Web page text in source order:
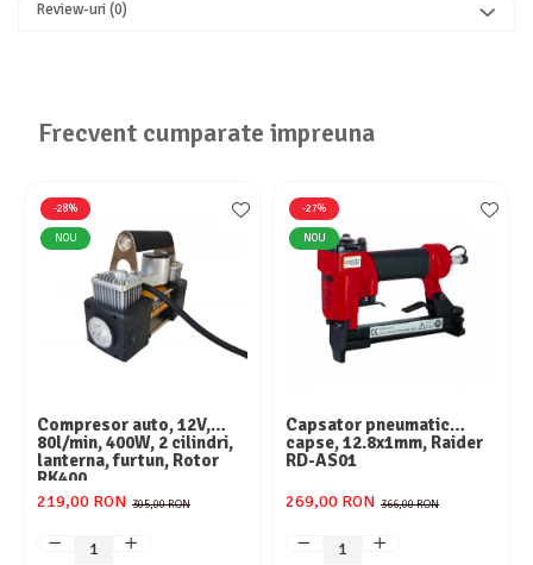
Review-uri(0)
Frecvent cumparate impreuna
-28%
NOU
Compresor auto, 12V,
80l/min, 400W, 2 cilindri,
lanterna, furtun, Rotor
RK400
305,00 RON
219,00 RON
-27%
NOU
Capsator pneumatic
capse, 12.8x1mm, Raider
RD-AS01
366,00 RON
269,00 RON